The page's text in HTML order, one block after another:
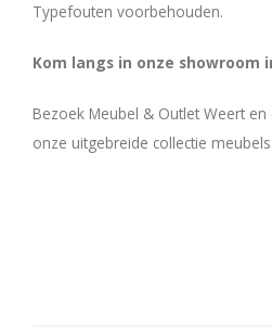
Typefouten voorbehouden.
Kom langs in onze showroom
Bezoek Meubel & Outlet Weert
onze uitgebreide collectie meubels.